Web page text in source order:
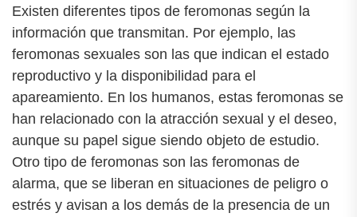
Existen diferentes tipos de feromonas según la
información que transmitan. Por ejemplo, las
feromonas sexuales son las que indican el estado
reproductivo y la disponibilidad para el
apareamiento. En los humanos, estas feromonas se
han relacionado con la atracción sexual y el deseo,
aunque su papel sigue siendo objeto de estudio.
Otro tipo de feromonas son las feromonas de
alarma, que se liberan en situaciones de peligro o
estrés y avisan a los demás de la presencia de un